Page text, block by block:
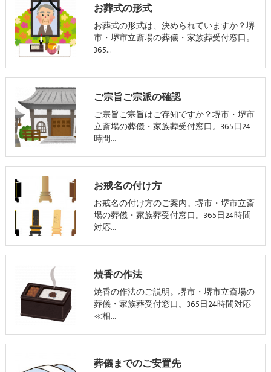
お葬式の形式
お葬式の形式は、決められていますか？堺
市・堺市立斎場の葬儀・家族葬受付窓口。
365…
ご宗旨ご宗派の確認
ご宗旨ご宗旨はご存知ですか？堺市・堺市
立斎場の葬儀・家族葬受付窓口。365日24
時間…
お戒名の付け方
お戒名の付け方のご案内。堺市・堺市立斎
場の葬儀・家族葬受付窓口。365日24時間
対応…
焼香の作法
焼香の作法のご説明。堺市・堺市立斎場の
葬儀・家族葬受付窓口。365日24時間対応
≪相…
葬儀までのご安置先